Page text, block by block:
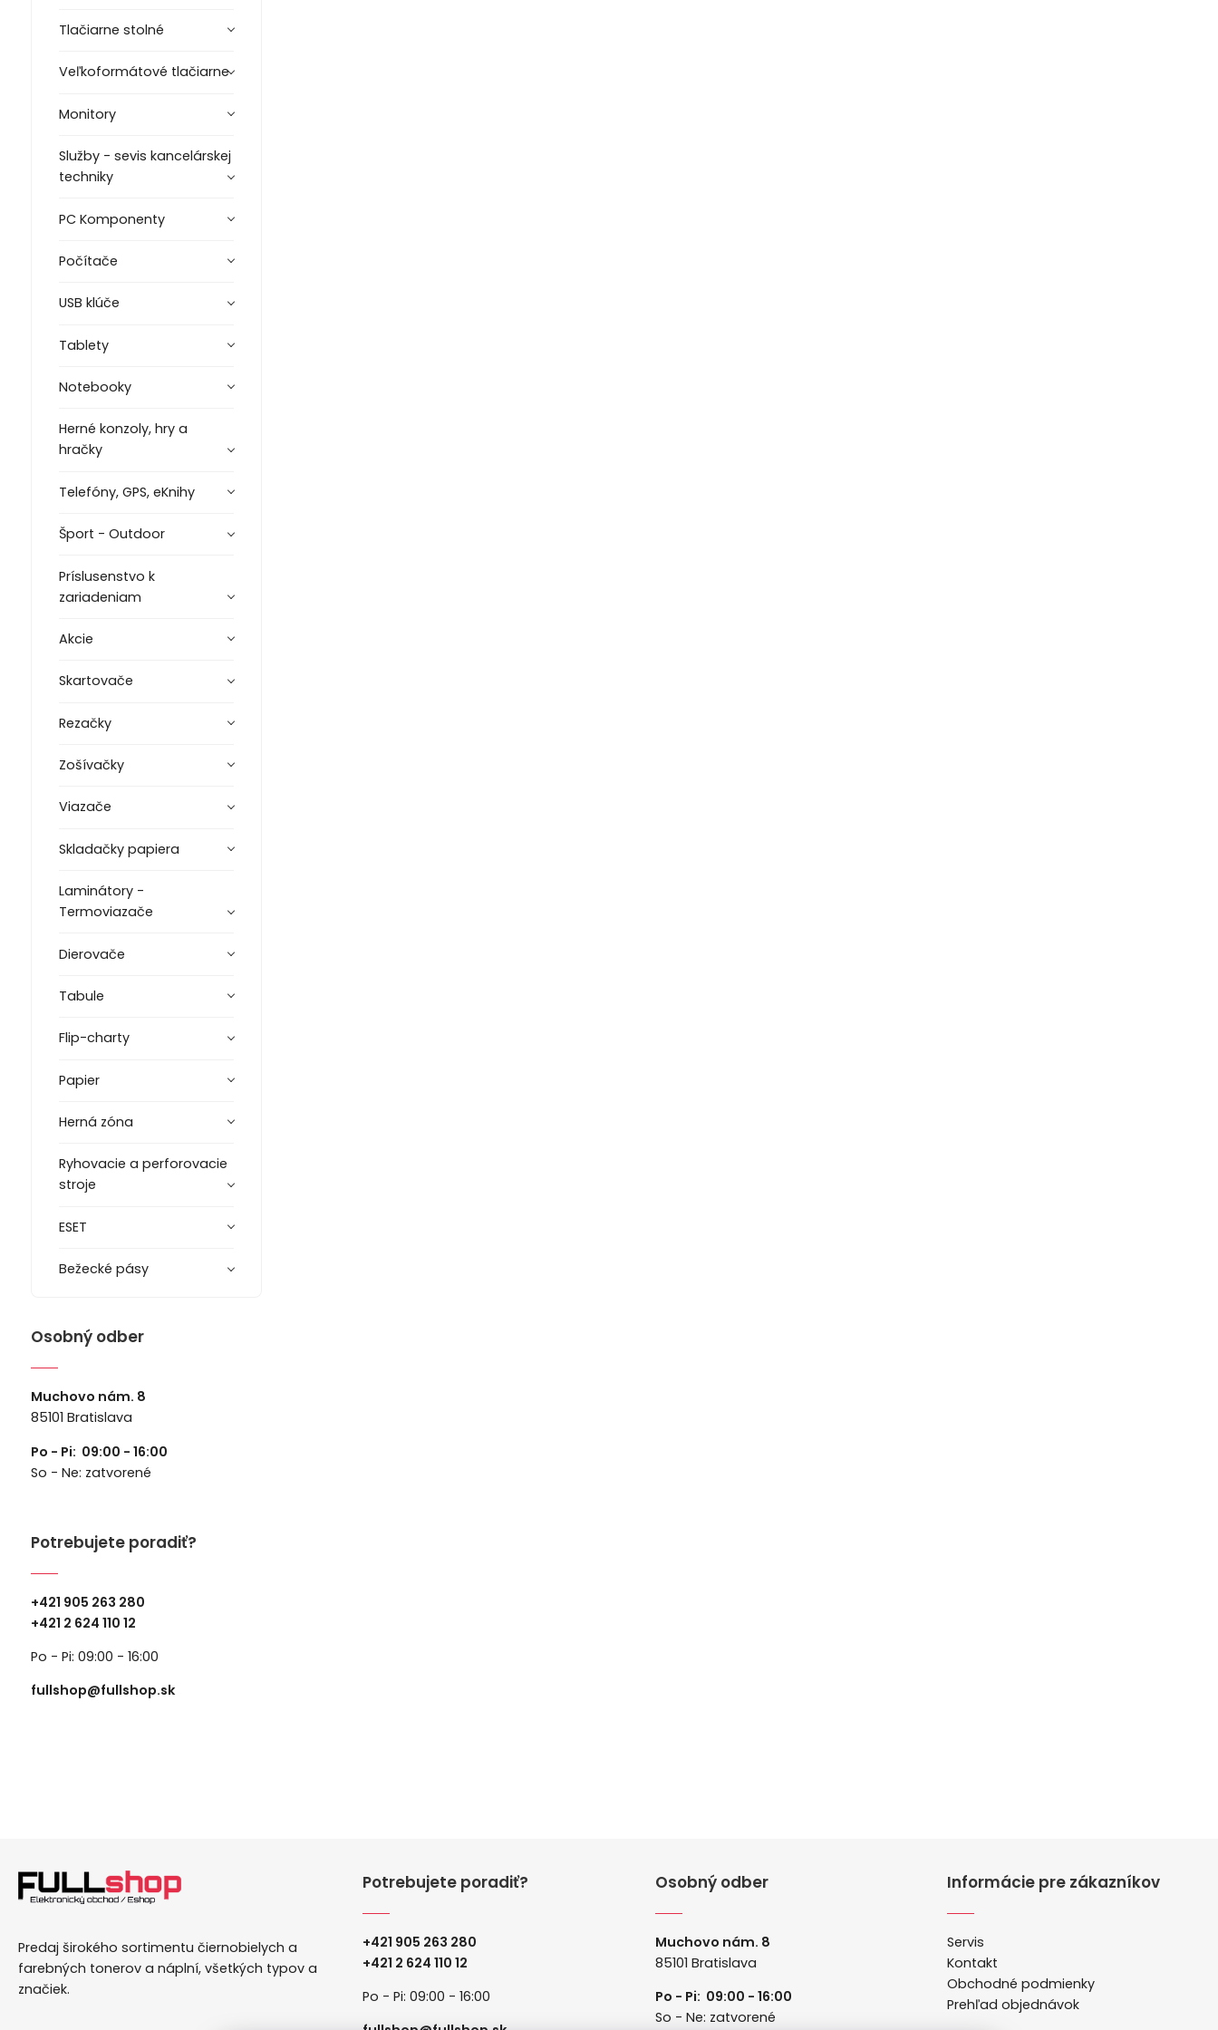
Tlačiarne stolné
Veľkoformátové tlačiarne
Monitory
Služby - sevis kancelárskej
techniky
PC Komponenty
Počítače
USB klúče
Tablety
Notebooky
Herné konzoly, hry a
hračky
Telefóny, GPS, eKnihy
Šport - Outdoor
Príslusenstvo k
zariadeniam
Akcie
Skartovače
Rezačky
Zošívačky
Viazače
Skladačky papiera
Laminátory -
Termoviazače
Dierovače
Tabule
Flip-charty
Papier
Herná zóna
Ryhovacie a perforovacie
stroje
ESET
Bežecké pásy
Osobný odber
Muchovo nám. 8
85101 Bratislava
Po - Pi: 09:00 - 16:00
So - Ne: zatvorené
Potrebujete poradiť?
+421 905 263 280
+421 2 624 110 12
Po - Pi: 09:00 - 16:00
fullshop@fullshop.sk
Predaj širokého sortimentu čiernobielych a
farebných tonerov a náplní, všetkých typov a
značiek.
Potrebujete poradiť?
+421 905 263 280
+421 2 624 110 12
Po - Pi: 09:00 - 16:00
Osobný odber
Muchovo nám. 8
85101 Bratislava
Po - Pi: 09:00 - 16:00
So - Ne: zatvorené
Informácie pre zákazníkov
Servis
Kontakt
Obchodné podmienky
Prehľad objednávok